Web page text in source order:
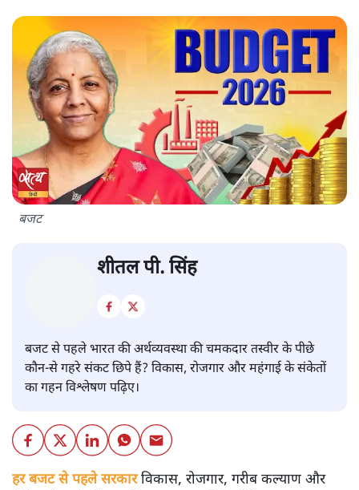
बजट
शीतल पी. सिंह
बजट से पहले भारत की अर्थव्यवस्था की चमकदार तस्वीर के पीछे
कौन-से गहरे संकट छिपे हैं? विकास, रोजगार और महंगाई के संकेतों
का गहन विश्लेषण पढ़िए।
हर बजट से पहले सरकारविकास, रोजगार, गरीब कल्याण और